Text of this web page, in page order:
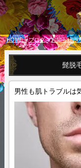
HOME>ブログ>お知らせ,メ
髭脱
男性も肌トラブルは